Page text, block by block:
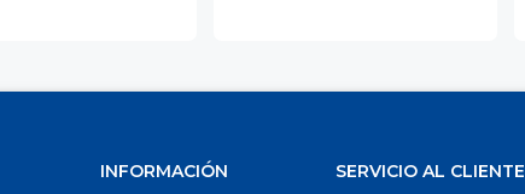
INFORMACIÓN SERVICIO AL CLIENTE